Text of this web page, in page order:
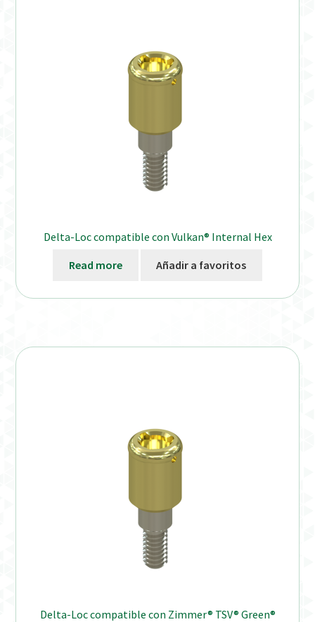
Delta-Loc compatible con Vulkan® Internal Hex
Read more Añadir a favoritos
Delta-Loc compatible con Zimmer® TSV® Green®